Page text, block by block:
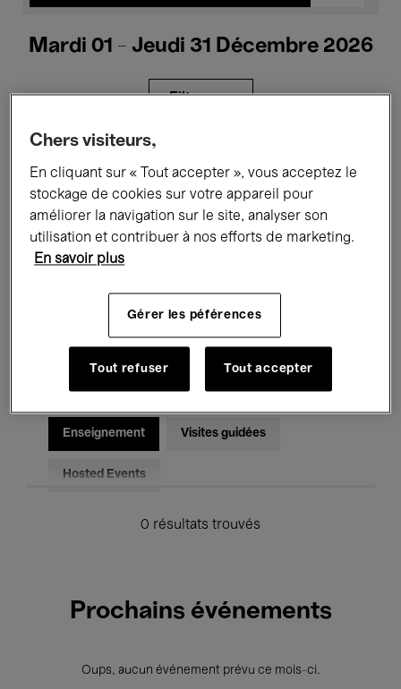
Mardi 01 - Jeudi 31 Décembre 2026
Filtres
Expositions Films Performances
Rencontres & Débats Jazz
Musique électronique
Pour tous Kids’ Palace
Enseignement Visites guidées
Hosted Events
0 résultats trouvés
Prochains événements
Oups, aucun événement prévu ce mois-ci.
Chers visiteurs,
En cliquant sur « Tout accepter », vous acceptez le
stockage de cookies sur votre appareil pour
améliorer la navigation sur le site, analyser son
utilisation et contribuer à nos efforts de marketing.
En savoir plus
Gérer les péférences
Tout refuser Tout accepter